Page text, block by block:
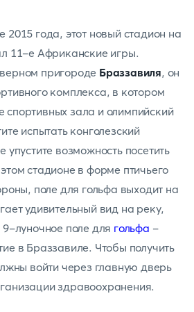
2015 года, этот новый стадион на
11-е Африканские игры.
пригороде Браззавиля, он
комплекса, в котором
спортивных зала и олимпийский
испытать конголезский
упустите возможность посетить
стадионе в форме птичьего
поле для гольфа выходит на
удивительный вид на реку,
луночное поле для гольфа -
в Браззавиле. Чтобы получить
войти через главную дверь
здравоохранения.